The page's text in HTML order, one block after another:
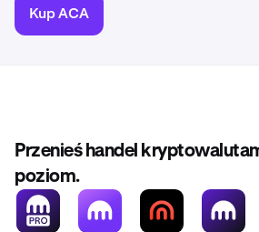
Kup ACA
Przenieś handel
poziom.